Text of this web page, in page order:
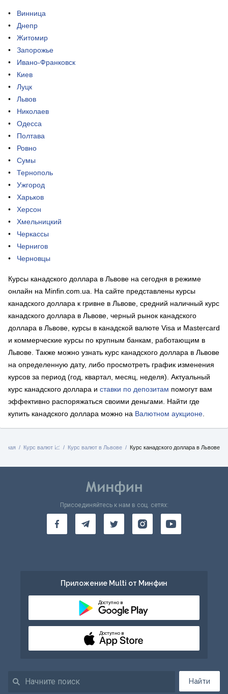
Винница
Днепр
Житомир
Запорожье
Ивано-Франковск
Киев
Луцк
Львов
Николаев
Одесса
Полтава
Ровно
Сумы
Тернополь
Ужгород
Харьков
Херсон
Хмельницкий
Черкассы
Чернигов
Черновцы
Курсы канадского доллара в Львове на сегодня в режиме
онлайн на Minfin.com.ua. На сайте представлены курсы
канадского доллара к гривне в Львове, средний наличный курс
канадского доллара в Львове, черный рынок канадского
доллара в Львове, курсы в канадской валюте Visa и Mastercard
и коммерческие курсы по крупным банкам, работающим в
Львове. Также можно узнать курс канадского доллара в Львове
на определенную дату, либо просмотреть график изменения
курсов за период (год, квартал, месяц, неделя). Актуальный
курс канадского доллара и ставки по депозитам помогут вам
эффективно распоряжаться своими деньгами. Найти где
купить канадского доллара можно на Валютном аукционе
Курс валют 📈 Курс валют в Львове Курс канадского доллара в Львове
Найти
Присоединяйтесь к нам в соц. сетях:
Приложение Multi от Минфин
Доступно в
Доступно в